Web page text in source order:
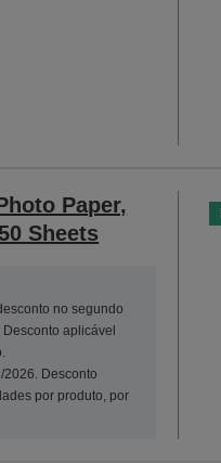
Paper,
Sheets
no segundo
aplicável
2026. Desconto
por produto, por